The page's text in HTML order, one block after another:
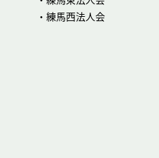
・ 練馬西法人会